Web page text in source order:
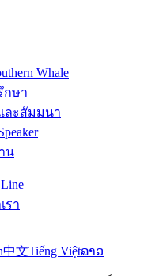
Whale
กษา
ละสัมมนา
น
รา
中文Tiếng Việtລາວ